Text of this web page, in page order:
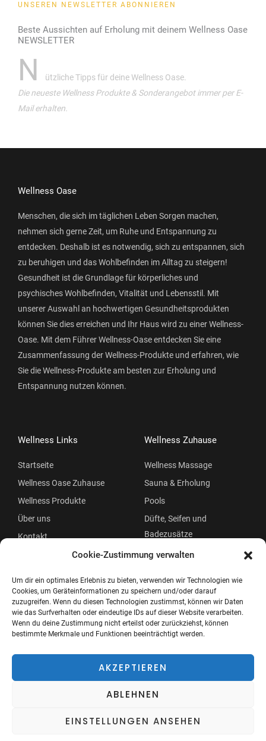
Cookie-Zustimmung verwalten
Um dir ein optimales Erlebnis zu bieten, verwenden wir Technologien wie
Cookies, um Geräteinformationen zu speichern und/oder darauf
zuzugreifen. Wenn du diesen Technologien zustimmst, können wir Daten
wie das Surfverhalten oder eindeutige IDs auf dieser Website verarbeiten.
Wenn du deine Zustimmung nicht erteilst oder zurückziehst, können
bestimmte Merkmale und Funktionen beeinträchtigt werden.
AKZEPTIEREN
ABLEHNEN
EINSTELLUNGEN ANSEHEN
UNSEREN NEWSLETTER ABONNIEREN
Beste Aussichten auf Erholung mit deinem Wellness Oase
NEWSLETTER
N
ützliche Tipps für deine Wellness Oase.
Die neueste Wellness Produkte & Sonderangebot immer per E-
Mail erhalten.
Wellness Oase
Menschen, die sich im täglichen Leben Sorgen machen,
nehmen sich gerne Zeit, um Ruhe und Entspannung zu
entdecken. Deshalb ist es notwendig, sich zu entspannen, sich
zu beruhigen und das Wohlbefinden im Alltag zu steigern!
Gesundheit ist die Grundlage für körperliches und
psychisches Wohlbefinden, Vitalität und Lebensstil. Mit
unserer Auswahl an hochwertigen Gesundheitsprodukten
können Sie dies erreichen und Ihr Haus wird zu einer Wellness-
Oase. Mit dem Führer Wellness-Oase entdecken Sie eine
Zusammenfassung der Wellness-Produkte und erfahren, wie
Sie die Wellness-Produkte am besten zur Erholung und
Entspannung nutzen können.
Wellness Links
Startseite
Wellness Oase Zuhause
Wellness Produkte
Über uns
Kontakt
Wellness Zuhause
Wellness Massage
Sauna & Erholung
Pools
Düfte, Seifen und
Badezusätze
Beauty
Menü